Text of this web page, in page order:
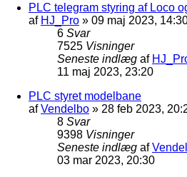
PLC telegram styring af Loco
af HJ_Pro » 09 maj 2023,
6 Svar
7525 Visninger
Seneste indlæg af
11 maj 2023, 23:20
PLC styret modelbane
afVendelbo » 28 feb 2023,
8 Svar
9398 Visninger
Seneste indlæg af
03 mar 2023, 20:30